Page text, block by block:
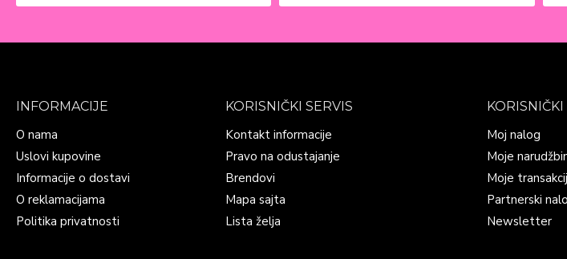
INFORMACIJE
O nama
Uslovi kupovine
Informacije o dostavi
O reklamacijama
Politika privatnosti
KORISNIČKI SERVIS
Kontakt informacije
Pravo na odustajanje
Brendovi
Mapa sajta
Lista želja
Moj nalog
Moje
Moje
Partnerski
Newsletter